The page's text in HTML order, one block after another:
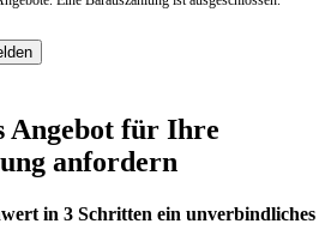
Angebot für Ihre
anfordern
in 3 Schritten ein unverbindliches